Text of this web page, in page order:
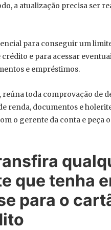
a atualização precisa ser
para conseguir um
crédito e para acessar
e empréstimos.
toda comprovação de
renda, documentos e
o gerente da conta e peça
que tenha
para o